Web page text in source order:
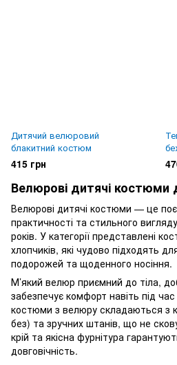
Дитячий велюровий
блакитний костюм
415 грн
Велюрові дитячі костюми
Велюрові дитячі костюми — це
практичності та стильного
років. У категорії представлені
хлопчиків, які чудово підходять
подорожей та щоденного носіння.
М’який велюр приємний до тіла,
забезпечує комфорт навіть під
костюми з велюру складаються з
без) та зручних штанів, що не
крій та якісна фурнітура
довговічність.